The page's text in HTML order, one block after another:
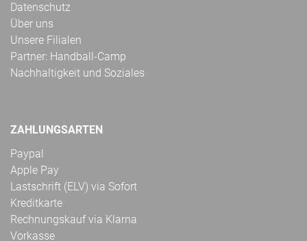
Datenschutz
Über uns
Unsere Filialen
Partner: Handball-Camp
Nachhaltigkeit und Soziales
ZAHLUNGSARTEN
Paypal
Apple Pay
Lastschrift (ELV) via Sofort
Kreditkarte
Rechnungskauf via Klarna
Vorkasse